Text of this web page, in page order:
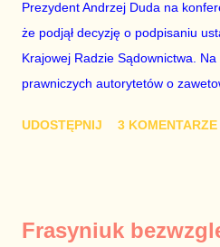
osoba z kwalifikacjami wpłaca na
obejmuje prace w spółce, która
przez ta partię. Przeciwnie.
Prezydent Andrzej Duda na
że podjął decyzję o podpisaniu
Krajowej Radzie Sądownictwa. Na
prawniczych autorytetów o
ostatecznie zniszczy
Ziobro. Żenujące są tłumaczenia
UDOSTĘPNIJ 3 KOMENTARZE
Frasyniuk